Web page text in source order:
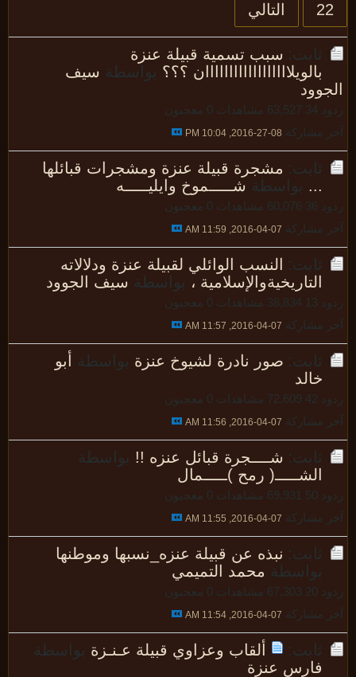
التالي
ثابت: سبب تسمية قبيلة عنزة
بالويلاااااااااااااااااان ؟؟؟
بواسطةسيف
63,527 مشاهدات
0 معجبون
مشاركة 08-27-2016, 10:04 PM
ثابت: مشجرة قبيلة عنزة ومشجرات قبائلها
بواسطةشـــــموخ وايليـــــه
60,076 مشاهدات
0 معجبون
مشاركة 07-04-2016, 11:59 AM
ثابت: النسب الوائلي لقبيلة عنزة ودلالاته
التاريخيةوالإسلامية ، بواسطةسيف الجوود
38,834 مشاهدات
0 معجبون
مشاركة 07-04-2016, 11:57 AM
ثابت: صور نادرة لشيوخ عنزة بواسطةأبو
خالد
72,609 مشاهدات
0 معجبون
مشاركة 07-04-2016, 11:56 AM
ثابت: شــــجرة قبائل عنزه !! بواسطة
الشـــــ( رمح )ـــــمال
69,931 مشاهدات
0 معجبون
مشاركة 07-04-2016, 11:55 AM
ثابت: نبذه عن قبيلة عنزه_نسبها وموطنها
بواسطةمحمد التميمي
67,303 مشاهدات
0 معجبون
مشاركة 07-04-2016, 11:54 AM
ثابت: ألقاب وعزاوي قبيلة عـنـزة بواسطة
فارس عنزة